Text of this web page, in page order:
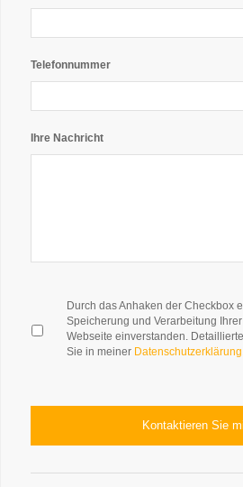
Telefonnummer
Ihre Nachricht
Durch das Anhaken der Checkbox
Speicherung und Verarbeitung
Webseite einverstanden.
Sie in meiner Datenschutzerklärung